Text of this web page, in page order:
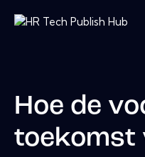
Hoe de
toekomst